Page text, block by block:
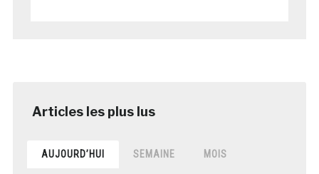
AUJOURD’HUI SEMAINE MOIS